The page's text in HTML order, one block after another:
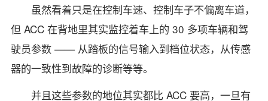
虽然看着只是在控制车速、控制车子不偏离车道，
但 ACC 在背地里其实监控着车上的 30 多项车辆和驾
驶员参数 —— 从踏板的信号输入到档位状态，从传感
器的一致性到故障的诊断等等。
并且这些参数的地位其实都比 ACC 要高，一旦有